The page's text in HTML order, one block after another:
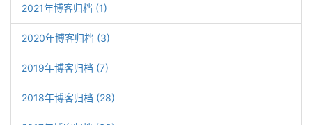
2021年博客归档 (1)
2020年博客归档 (3)
2019年博客归档 (7)
2018年博客归档 (28)